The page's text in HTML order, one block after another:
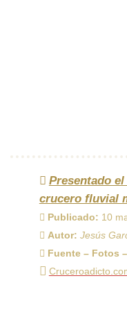
Presentado
crucero fluvial
Publicado: 10
Autor: Jesús
Fuente – Fotos